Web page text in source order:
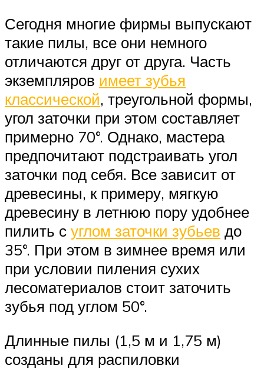
Сегодня многие фирмы выпускают
такие пилы, все они немного
отличаются друг от друга. Часть
экземпляров имеет зубья
классической, треугольной формы,
угол заточки при этом составляет
примерно 70°. Однако, мастера
предпочитают подстраивать угол
заточки под себя. Все зависит от
древесины, к примеру, мягкую
древесину в летнюю пору удобнее
пилить с углом заточки зубьев до
35°. При этом в зимнее время или
при условии пиления сухих
лесоматериалов стоит заточить
зубья под углом 50°.
Длинные пилы (1,5 м и 1,75 м)
созданы для распиловки